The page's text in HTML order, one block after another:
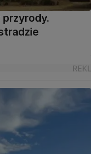
przyrody.